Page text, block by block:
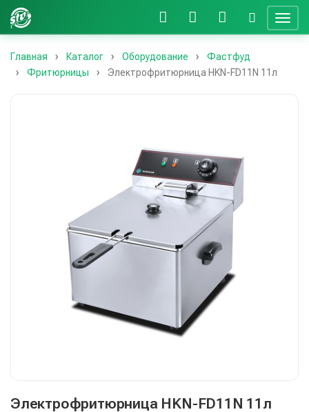
Главная Каталог Оборудование
Фастфуд
Фритюрницы
Электрофритюрница HKN-FD11N 11л
Электрофритюрница HKN-FD11N 11л